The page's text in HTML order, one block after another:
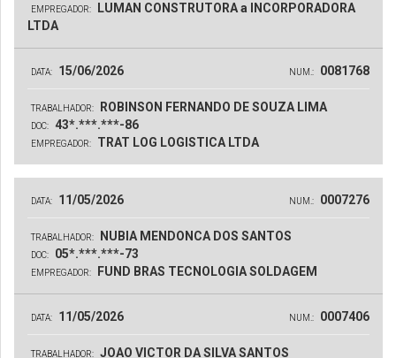
EMPREGADOR:
LUMAN CONSTRUTORA a INCORPORADORA
LTDA
DATA: 15/06/2026 NUM.: 0081768
TRABALHADOR: ROBINSON FERNANDO DE SOUZA LIMA
DOC: 43*.***.***-86
EMPREGADOR: TRAT LOG LOGISTICA LTDA
DATA: 11/05/2026 NUM.: 0007276
TRABALHADOR: NUBIA MENDONCA DOS SANTOS
DOC: 05*.***.***-73
EMPREGADOR: FUND BRAS TECNOLOGIA SOLDAGEM
DATA: 11/05/2026 NUM.: 0007406
TRABALHADOR: JOAO VICTOR DA SILVA SANTOS